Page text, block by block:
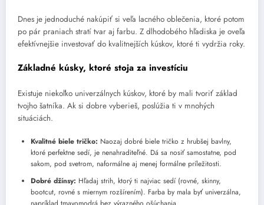
Dnes je jednoduché nakúpiť si veľa lacného oblečenia, ktoré potom
po pár praniach stratí tvar aj farbu. Z dlhodobého hľadiska je oveľa
efektívnejšie investovať do kvalitnejších kúskov, ktoré ti vydržia roky.
Základné kúsky, ktoré stoja za investíciu
Existuje niekoľko univerzálnych kúskov, ktoré by mali tvoriť základ
tvojho šatníka. Ak si dobre vyberieš, poslúžia ti v mnohých
situáciách.
Kvalitné biele tričko: Naozaj dobré biele tričko z hrubšej bavlny,
ktoré perfektne sedí, je nenahraditeľné. Dá sa nosiť samostatne, pod
sakom, pod svetrom, naformálne aj menej formálne príležitosti.
Dobré džínsy: Hľadaj strih, ktorý ti najviac sedí (rovné, skinny,
bootcut, rovné s miernym rozšírením). Farba by mala byť univerzálna,